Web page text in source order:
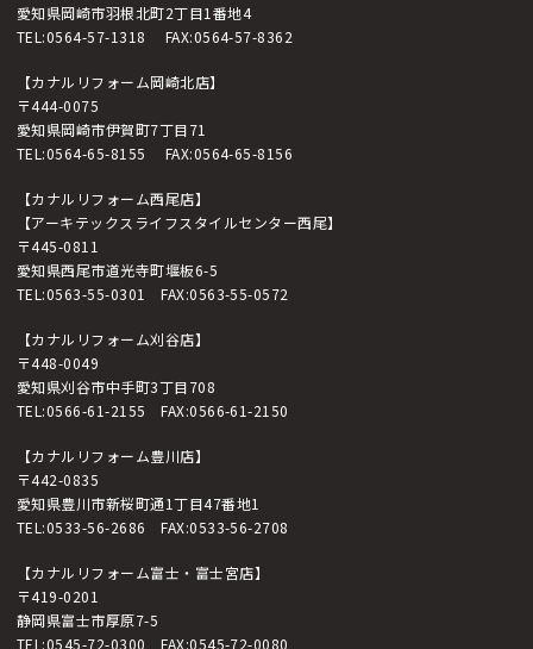
愛知県岡崎市羽根北町2丁目1番地4
TEL:0564-57-1318 FAX:0564-57-8362
【カナルリフォーム岡崎北店】
〒444-0075
愛知県岡崎市伊賀町7丁目71
TEL:0564-65-8155 FAX:0564-65-8156
【カナルリフォーム西尾店】
【アーキテックスライフスタイルセンター西尾】
〒445-0811
愛知県西尾市道光寺町堰板6-5
TEL:0563-55-0301 FAX:0563-55-0572
【カナルリフォーム刈谷店】
〒448-0049
愛知県刈谷市中手町3丁目708
TEL:0566-61-2155 FAX:0566-61-2150
【カナルリフォーム豊川店】
〒442-0835
愛知県豊川市新桜町通1丁目47番地1
TEL:0533-56-2686 FAX:0533-56-2708
【カナルリフォーム富士・富士宮店】
〒419-0201
静岡県富士市厚原7-5
TEL:0545-72-0300 FAX:0545-72-0080